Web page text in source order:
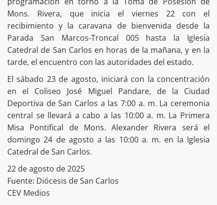
Mons. Rivera, que inicia el viernes 22 con el
recibimiento y la caravana de bienvenida desde la
Parada San Marcos-Troncal 005 hasta la Iglesia
Catedral de San Carlos en horas de la mañana, y en la
tarde, el encuentro con las autoridades del estado.
El sábado 23 de agosto, iniciará con la concentración
en el Coliseo José Miguel Pandare, de la Ciudad
Deportiva de San Carlos a las 7:00 a. m. La ceremonia
central se llevará a cabo a las 10:00 a. m. La Primera
Misa Pontifical de Mons. Alexander Rivera será el
domingo 24 de agosto a las 10:00 a. m. en la Iglesia
Catedral de San Carlos.
22 de agosto de 2025
Fuente: Diócesis de San Carlos
CEV Medios